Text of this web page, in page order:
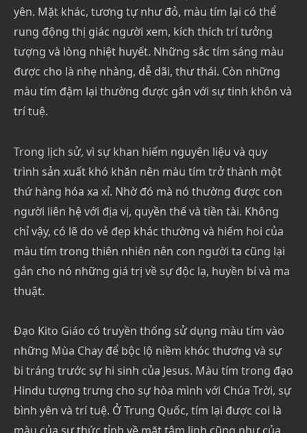
yên. Mặt khác, tương tự như đỏ, màu tím lại có thể
rung động thị giác người xem, kích thích trí tưởng
tượng và lòng nhiệt huyết. Những sắc tím sáng màu
được cho là nhẹ nhàng, dễ dãi, thư thái. Còn những
màu tím đậm lại thường được gắn với sự tinh khôn và
trí tuệ.
Trong lịch sử, vì sự khan hiếm nguyên liệu và quy
trình sản xuất khó khăn nên màu tím trở thành một
thứ hàng hóa xa xỉ. Nhờ đó mà nó thường được con
người liên hệ với địa vị, quyền thế và tiền tài. Không
chỉ vậy, có lẽ do vẻ đẹp khác thường và hiếm hoi của
màu tím trong thiên nhiên nên con người ta cũng lại
gắn cho nó những giá trị về sự độc lạ, huyền bí và ma
thuật.
Đạo Kito Giáo có truyền thống sử dụng màu tím vào
những Mùa Chay để bộc lộ niềm khóc thương và sự
bi tráng trước sự hi sinh của Jesus. Màu tím trong đạo
Hindu tượng trưng cho sự hòa mình với Chúa Trời, sự
bình yên và trí tuệ. Ở Trung Quốc, tím lại được coi là